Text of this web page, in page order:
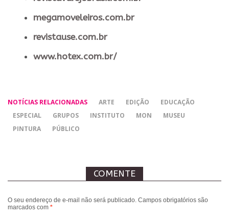
megamoveleiros.com.br
revistause.com.br
www.hotex.com.br/
NOTÍCIAS RELACIONADAS ARTE EDIÇÃO
EDUCAÇÃO
ESPECIAL
GRUPOS INSTITUTO MON
MUSEU
PINTURA
PÚBLICO
COMENTE
O seu endereço de e-mail não será publicado. Campos obrigatórios são
marcados com *